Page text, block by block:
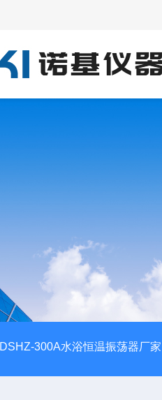
DSHZ-300A水浴恒温振荡器厂家